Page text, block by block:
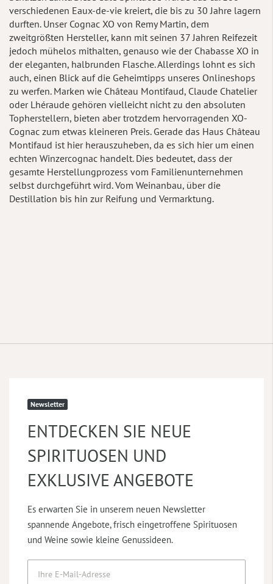
verschiedenen Eaux-de-vie kreiert, die bis zu 30 Jahre lagern
durften. Unser Cognac XO von Remy Martin, dem
zweitgrößten Hersteller, kann mit seinen 37 Jahren Reifezeit
jedoch mühelos mithalten, genauso wie der Chabasse XO in
der eleganten, halbrunden Flasche. Allerdings lohnt es sich
auch, einen Blick auf die Geheimtipps unseres Onlineshops
zu werfen. Marken wie Château Montifaud, Claude Chatelier
oder Lhéraude gehören vielleicht nicht zu den absoluten
Topherstellern, bieten aber trotzdem hervorragenden XO-
Cognac zum etwas kleineren Preis. Gerade das Haus Château
Montifaud ist hier herauszuheben, da es sich hier um einen
echten Winzercognac handelt. Dies bedeutet, dass der
gesamte Herstellungprozess vom Familienunternehmen
selbst durchgeführt wird. Vom Weinanbau, über die
Destillation bis hin zur Reifung und Vermarktung.
Newsletter
ENTDECKEN SIE NEUE
SPIRITUOSEN UND
EXKLUSIVE ANGEBOTE
Es erwarten Sie in unserem neuen Newsletter
spannende Angebote, frisch eingetroffene Spirituosen
und Weine sowie kleine Genussideen.